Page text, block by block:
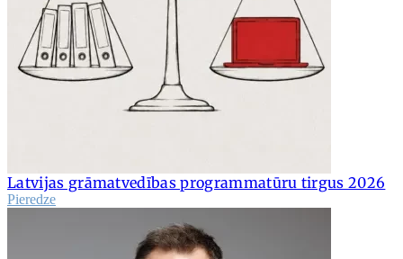
Latvijas grāmatvedības programmatūru tirgus 2026
Pieredze